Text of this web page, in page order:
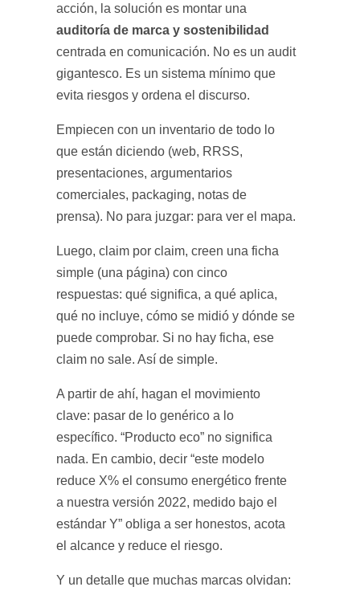
acción, la solución es montar una
auditoría de marca y sostenibilidad
centrada en comunicación. No es un audit
gigantesco. Es un sistema mínimo que
evita riesgos y ordena el discurso.
Empiecen con un inventario de todo lo
que están diciendo (web, RRSS,
presentaciones, argumentarios
comerciales, packaging, notas de
prensa). No para juzgar: para ver el mapa.
Luego, claim por claim, creen una ficha
simple (una página) con cinco
respuestas: qué significa, a qué aplica,
qué no incluye, cómo se midió y dónde se
puede comprobar. Si no hay ficha, ese
claim no sale. Así de simple.
A partir de ahí, hagan el movimiento
clave: pasar de lo genérico a lo
específico. “Producto eco” no significa
nada. En cambio, decir “este modelo
reduce X% el consumo energético frente
a nuestra versión 2022, medido bajo el
estándar Y” obliga a ser honestos, acota
el alcance y reduce el riesgo.
Y un detalle que muchas marcas olvidan: